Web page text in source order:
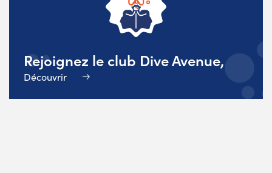
Rejoignez le club Dive Avenue,
Découvrir